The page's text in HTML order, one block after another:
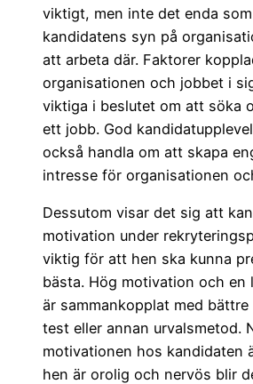
viktigt, men inte det enda
kandidatens syn på
att arbeta där. Faktorer
organisationen och jobbet i
viktiga i beslutet om att söka
ett jobb. God
också handla om att skapa
intresse för organisationen
Dessutom visar det sig att
motivation under
viktig för att hen ska kunna
bästa. Hög motivation och en
är sammankopplat med
test eller annan urvalsmetod.
motivationen hos kandidaten
hen är orolig och nervös blir